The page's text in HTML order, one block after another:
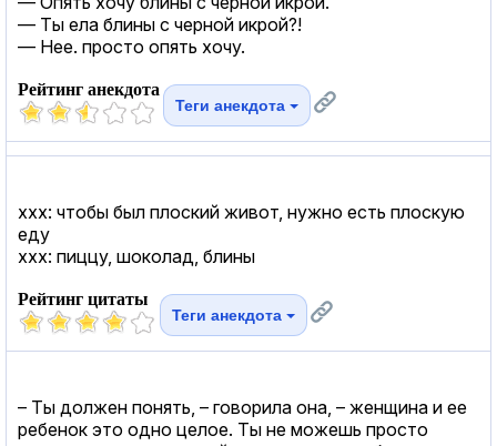
— Ты ела блины с черной икрой?!
— Нее. просто опять хочу.
Рейтинг анекдота
Теги анекдота
xxx: чтобы был плоский живот, нужно есть плоскую
еду
xxx: пиццу, шоколад, блины
Рейтинг цитаты
Теги анекдота
– Ты должен понять, – говорила она, – женщина и ее
ребенок это одно целое. Ты не можешь просто